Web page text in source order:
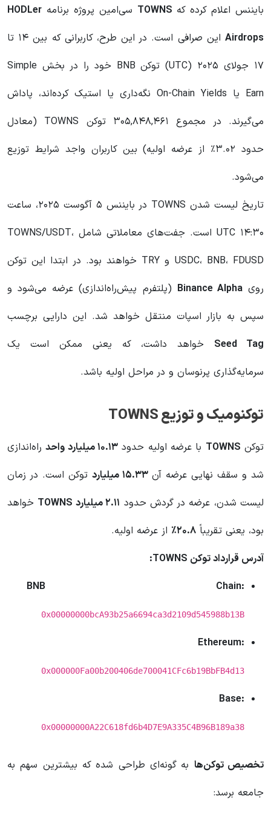
بایننس اعلام کرده که TOWNS سی‌امین پروژه برنامه HODLer
Airdrops
این صرافی است. در این طرح، کاربرانی که بین ۱۴ تا
۱۷ جولای ۲۰۲۵ (UTC) توکن BNB خود را در بخش Simple
Earn یا On-Chain Yields نگه‌داری یا استیک کرده‌اند، پاداش
می‌گیرند. در مجموع ۳۰۵,۸۴۸,۴۶۱ توکن TOWNS (معادل
حدود ۳.۰۲٪ از عرضه اولیه) بین کاربران واجد شرایط توزیع
می‌شود.
تاریخ لیست شدن TOWNS در بایننس ۵ آگوست ۲۰۲۵، ساعت
۱۴:۳۰ UTC است. جفت‌های معاملاتی شامل TOWNS/USDT،
USDC، BNB، FDUSD و TRY خواهند بود. در ابتدا این توکن
رویBinance Alpha (پلتفرم پیش‌راه‌اندازی) عرضه می‌شود و
سپس به بازار اسپات منتقل خواهد شد. این دارایی برچسب
Seed Tag خواهد داشت، که یعنی ممکن است یک
سرمایه‌گذاری پرنوسان و در مراحل اولیه باشد.
توکنومیک و توزیع TOWNS
توکن TOWNS با عرضه اولیه حدود ۱۰.۱۳ میلیارد واحد
راه‌اندازی
شد و سقف نهایی عرضه آن۱۵.۳۳ میلیارد
توکن است. در زمان
لیست شدن، عرضه در گردش حدود ۲.۱۱ میلیارد TOWNS
خواهد
بود، یعنی تقریباً ۲۰.۸٪
از عرضه اولیه.
آدرس قرارداد توکن TOWNS:
BNB Chain:
0x00000000bcA93b25a6694ca3d2109d545988b13B
Ethereum:
0x000000Fa00b200406de700041CFc6b19BbFB4d13
Base:
0x00000000A22C618fd6b4D7E9A335C4B96B189a38
تخصیص توکن‌ها به گونه‌ای طراحی شده که بیشترین سهم به
جامعه برسد: